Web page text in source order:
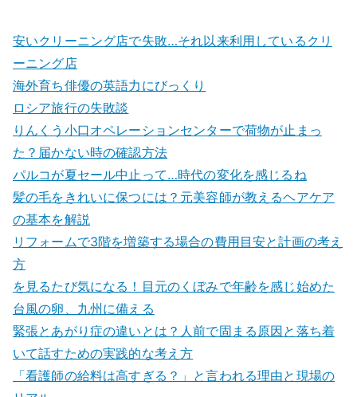
安いクリーニング店で失敗…それ以来利用しているクリ
ーニング店
海外育ち俳優の英語力にびっくり
ロシア旅行の失敗談
りんくう小口オペレーションセンターで荷物が止まっ
た？届かない時の確認方法
パルコが夏セール中止って…時代の変化を感じるね
髪の毛をきれいに保つには？元美容師が教えるヘアケア
の基本を解説
リフォームで3階を増築する場合の費用目安と計画の考え
方
を見るたび気になる！目元のくぼみで年齢を感じ始めた
台風の卵、九州に備える
緊張とあがり症の違いとは？人前で固まる原因と落ち着
いて話すための実践的な考え方
「看護師の給料は高すぎる？」と言われる理由と現場の